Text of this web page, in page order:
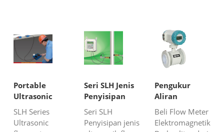
dengan desain
tekanan tinggi.
Aliran massa
minyak
mentah, bahan
sebagainy...
stasiun injeksi
kimia atau
pengisian
hidrogen.
adalah
pemasok
pengukur aliran
gas tipe in-line
dengan harga
terjangkau.
Kami juga dapat
pengukur
turbin dengan...
Portable
Ultrasonic
Flow Meter
Untuk
Pengukuran
SLH Series
Ultrasonic
Seri SLH Jenis
Penyisipan
Ultrasonik
Flow Meter
Seri SLH
Penyisipan jenis
Pengukur
Aliran
Elektromagnetik
Beli Flow Meter
Elektromagnetik